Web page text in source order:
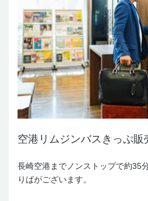
空港リムジンバスきっぷ販
長崎空港までノンストップで約35
りばがございます。